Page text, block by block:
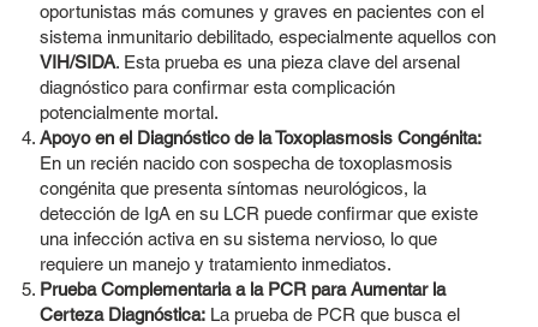
oportunistas más comunes y graves en pacientes con el
sistema inmunitario debilitado, especialmente aquellos con
VIH/SIDA. Esta prueba es una pieza clave del arsenal
diagnóstico para confirmar esta complicación
potencialmente mortal.
Apoyo en el Diagnóstico de la Toxoplasmosis Congénita:
En un recién nacido con sospecha de toxoplasmosis
congénita que presenta síntomas neurológicos, la
detección de IgA en su LCR puede confirmar que existe
una infección activa en su sistema nervioso, lo que
requiere un manejo y tratamiento inmediatos.
Prueba Complementaria a la PCR para Aumentar la
Certeza Diagnóstica:La prueba de PCR que busca el